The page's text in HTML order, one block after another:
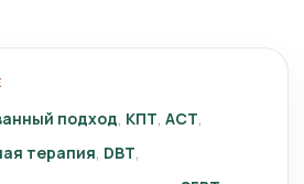
подход КПТ ACT
терапия DBT